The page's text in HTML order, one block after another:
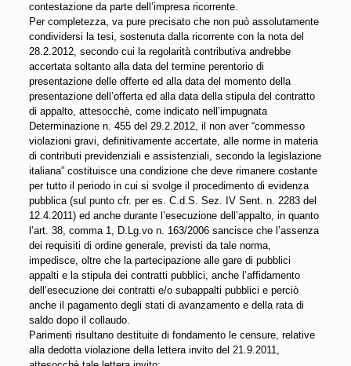
contestazione da parte dell’impresa ricorrente.
Per completezza, va pure precisato che non può assolutamente
condividersi la tesi, sostenuta dalla ricorrente con la nota del
28.2.2012, secondo cui la regolarità contributiva andrebbe
accertata soltanto alla data del termine perentorio di
presentazione delle offerte ed alla data del momento della
presentazione dell’offerta ed alla data della stipula del contratto
di appalto, attesocchè, come indicato nell’impugnata
Determinazione n. 455 del 29.2.2012, il non aver “commesso
violazioni gravi, definitivamente accertate, alle norme in materia
di contributi previdenziali e assistenziali, secondo la legislazione
italiana” costituisce una condizione che deve rimanere costante
per tutto il periodo in cui si svolge il procedimento di evidenza
pubblica (sul punto cfr. per es. C.d.S. Sez. IV Sent. n. 2283 del
12.4.2011) ed anche durante l’esecuzione dell’appalto, in quanto
l’art. 38, comma 1, D.Lg.vo n. 163/2006 sancisce che l’assenza
dei requisiti di ordine generale, previsti da tale norma,
impedisce, oltre che la partecipazione alle gare di pubblici
appalti e la stipula dei contratti pubblici, anche l’affidamento
dell’esecuzione dei contratti e/o subappalti pubblici e perciò
anche il pagamento degli stati di avanzamento e della rata di
saldo dopo il collaudo.
Parimenti risultano destituite di fondamento le censure, relative
alla dedotta violazione della lettera invito del 21.9.2011,